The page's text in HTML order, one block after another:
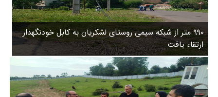
روستاها
ورزشی
سیاسی
چندرسانه ای
مسیر گردشگری دیلمان
درباره ما
۹۹۰ متر از شبکه سیمی روستای لشکریان به کابل خودنگهدار
ارتقاء یافت
۳
۵
۸
ب
ا
ز
ن
ش